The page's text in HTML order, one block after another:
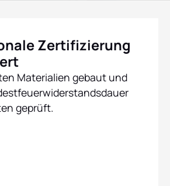
Zertifizierung
Materialien gebaut und
geprüft.